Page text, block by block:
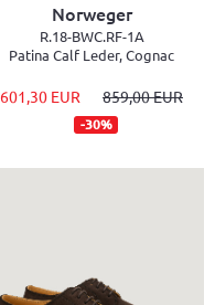
Norweger
R.18-BWC.RF-1A
Patina Calf Leder, Cognac
601,30 EUR 859,00 EUR
-30%